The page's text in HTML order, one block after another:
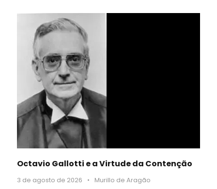
Octavio Gallotti e a Virtude da Contenção
3 de agosto de 2026 • Murillo de Aragão